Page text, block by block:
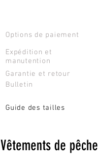
Options de paiement
Expédition et
manutention
Garantie et retour
Bulletin
Guide des tailles
Vêtements de pêche